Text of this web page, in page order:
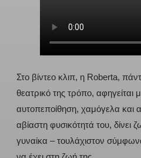
Στο βίντεο κλιπ, η Roberta,
θεατρικό της τρόπο, αφηγείται
αυτοπεποίθηση, χαμόγελα και
αβίαστη φυσικότητά του, δίνει
γυναίκα – τουλάχιστον